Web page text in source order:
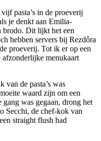
pasta’s in de proeverij
je denkt aan Emilia-
brodo. Dit lijkt het een
hebben servers bij Rezdôra
proeverij. Tot ik er op een
menukaart
van de pasta’s was
waard zijn om een
was gegaan, drong het
Secchi, de chef-kok van
straight flush had